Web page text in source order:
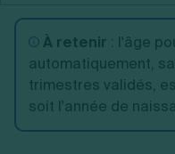
À partir de 1968
À retenir : l'âge
automatiquement,
trimestres validés,
soit l'année de